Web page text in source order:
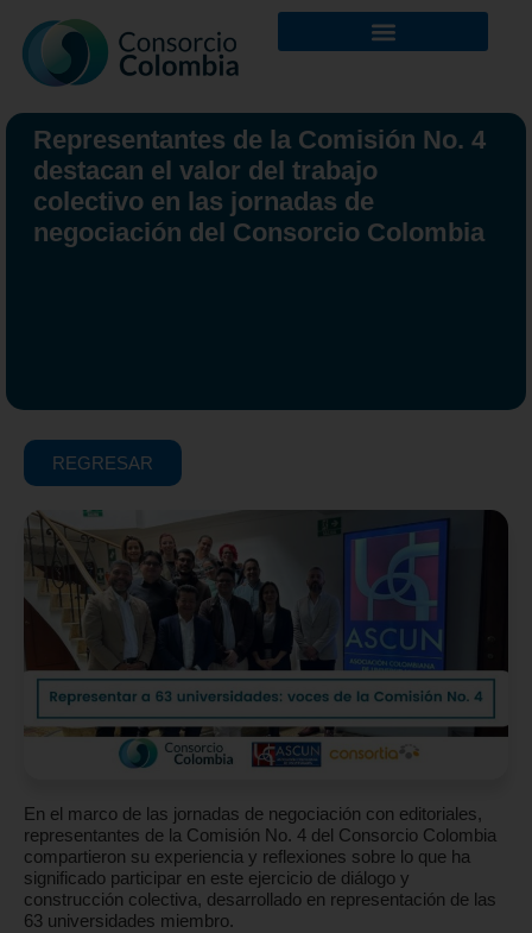
Representantes de la Comisión No. 4
destacan el valor del trabajo
colectivo en las jornadas de
negociación del Consorcio Colombia
REGRESAR
En el marco de las jornadas de negociación con editoriales,
representantes de la Comisión No. 4 del Consorcio Colombia
compartieron su experiencia y reflexiones sobre lo que ha
significado participar en este ejercicio de diálogo y
construcción colectiva, desarrollado en representación de las
63 universidades miembro.